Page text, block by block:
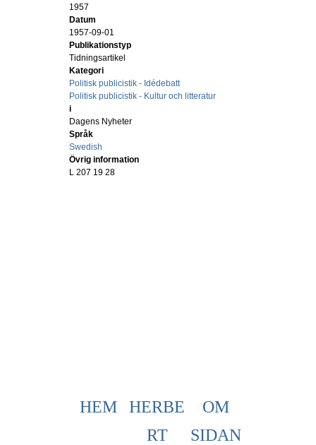
1957
Datum
1957-09-01
Publikationstyp
Tidningsartikel
Kategori
Politisk publicistik - Idédebatt
Politisk publicistik - Kultur och litteratur
i
Dagens Nyheter
Språk
Swedish
Övrig information
L 207 19 28
HEM
HERBE
RT
OM
SIDAN